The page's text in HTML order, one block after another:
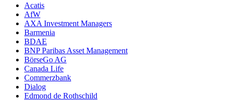
Acatis
AfW
AXA Investment Managers
Barmenia
BDAE
BNP Paribas Asset Management
BörseGo AG
Canada Life
Commerzbank
Dialog
Edmond de Rothschild